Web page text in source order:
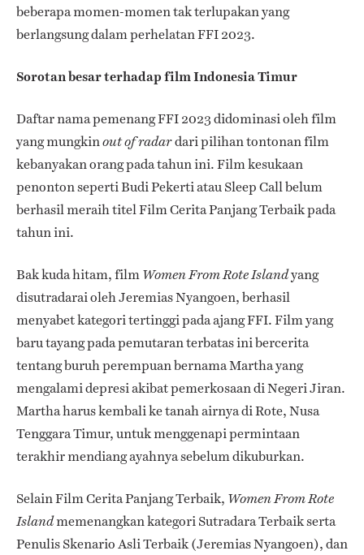
beberapa momen-momen tak terlupakan yang
berlangsung dalam perhelatan FFI 2023.
Sorotan besar terhadap film Indonesia Timur
Daftar nama pemenang FFI 2023 didominasi oleh film
yang mungkinout of radardari pilihan tontonan film
kebanyakan orang pada tahun ini. Film kesukaan
penonton seperti Budi Pekerti atau Sleep Call belum
berhasil meraih titel Film Cerita Panjang Terbaik pada
tahun ini.
Bak kuda hitam, film Women From Rote Islandyang
disutradarai oleh Jeremias Nyangoen, berhasil
menyabet kategori tertinggi pada ajang FFI. Film yang
baru tayang pada pemutaran terbatas ini bercerita
tentang buruh perempuan bernama Martha yang
mengalami depresi akibat pemerkosaan di Negeri Jiran.
Martha harus kembali ke tanah airnya di Rote, Nusa
Tenggara Timur, untuk menggenapi permintaan
terakhir mendiang ayahnya sebelum dikuburkan.
Selain Film Cerita Panjang Terbaik, Women From Rote
Islandmemenangkan kategori Sutradara Terbaik serta
Penulis Skenario Asli Terbaik (Jeremias Nyangoen), dan